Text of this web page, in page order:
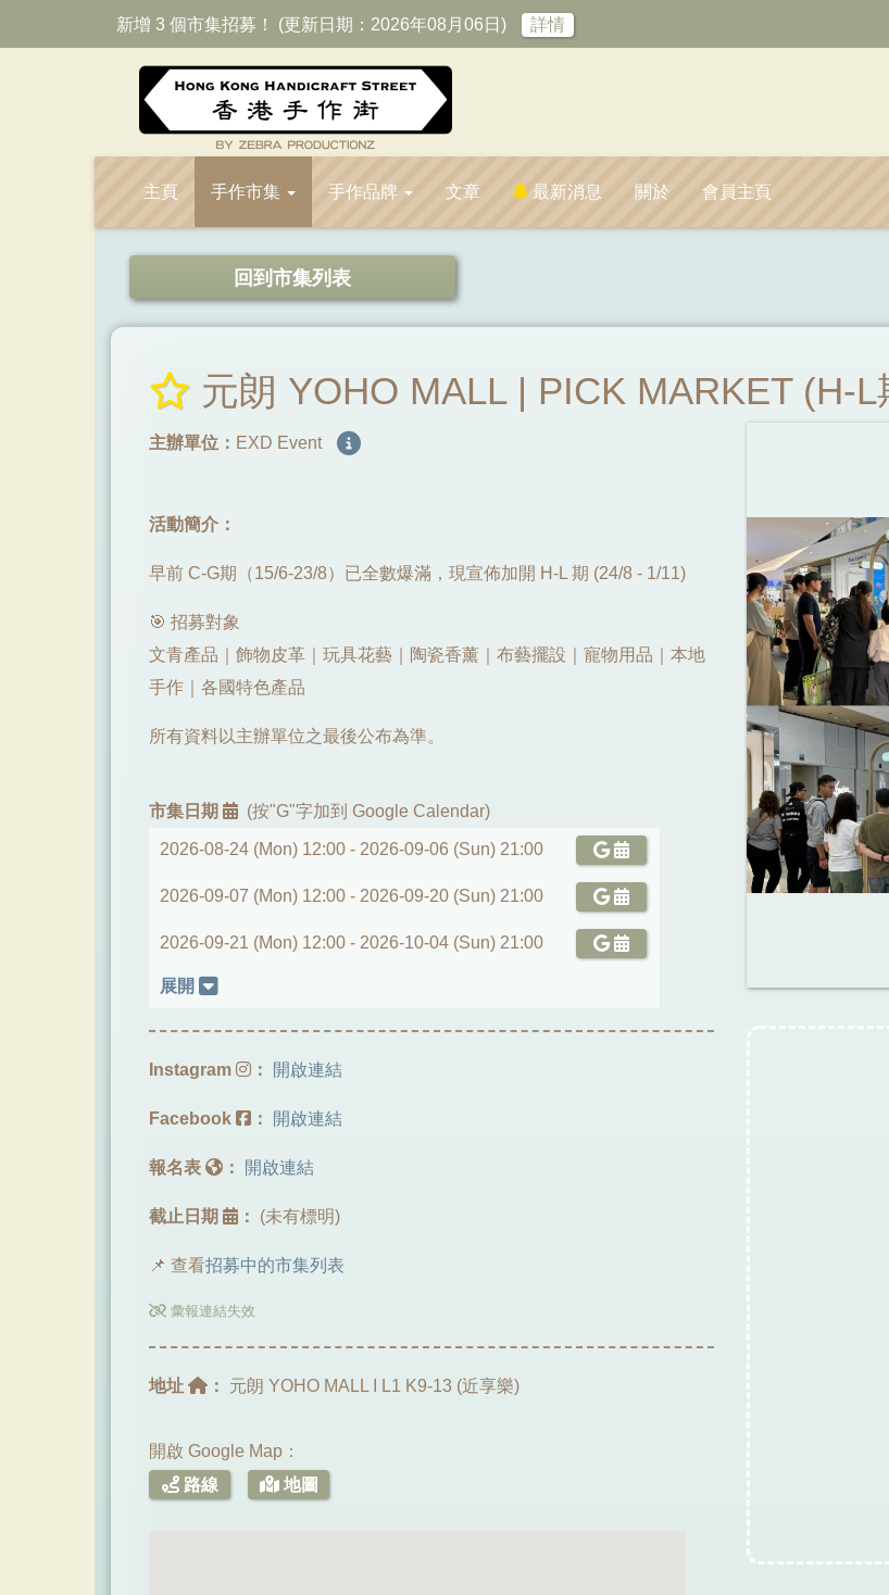
新增 3 個市集招募！ (更新日期：2026年08月06日) 詳情
主頁 手作市集 手作品牌 文章 最新消息 關於 會員主頁
回到市集列表
元朗 YOHO MALL | PICK MARKET (H-L
主辦單位： EXD Event
活動簡介：
早前 C-G期（15/6-23/8）已全數爆滿，現宣佈加開 H-L 期 (24/8 - 1/11)
🎯 招募對象
文青產品｜飾物皮革｜玩具花藝｜陶瓷香薰｜布藝擺設｜寵物用品｜本地
手作｜各國特色產品
所有資料以主辦單位之最後公布為準。
市集日期 (按"G"字加到 Google Calendar)
2026-08-24 (Mon) 12:00 - 2026-09-06 (Sun) 21:00
2026-09-07 (Mon) 12:00 - 2026-09-20 (Sun) 21:00
2026-09-21 (Mon) 12:00 - 2026-10-04 (Sun) 21:00
展開
Instagram ： 開啟連結
Facebook ： 開啟連結
報名表 ： 開啟連結
截止日期 ： (未有標明)
📌 查看招募中的市集列表
彙報連結失效
地址 ： 元朗 YOHO MALL I L1 K9-13 (近享樂)
開啟 Google Map：
路線
地圖